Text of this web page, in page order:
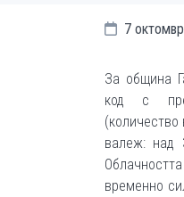
7
За община
код с
валеж: над
временно